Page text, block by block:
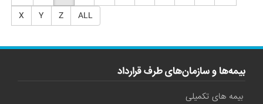
X
Y Z ALL
بیمه‌ها و سازمان‌های طرف قرارداد
بیمه های تکمیلی